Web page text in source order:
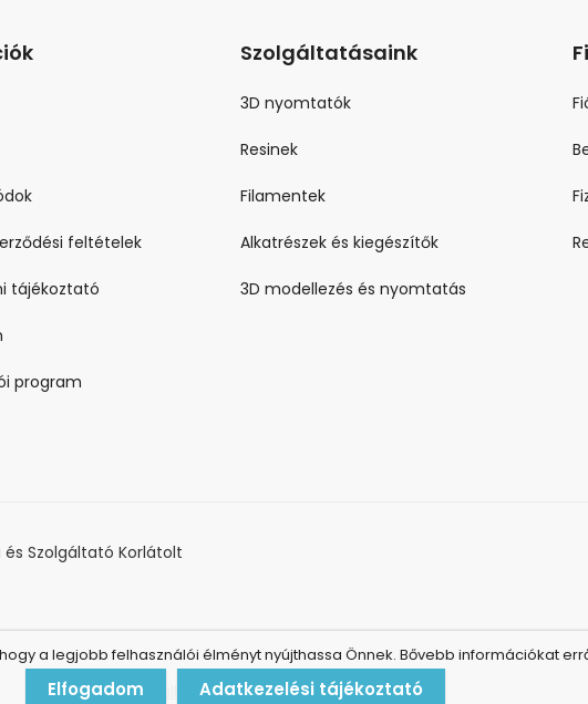
feltételek
tájékoztató
program
Szolgáltatásaink
3D nyomtatók
Resinek
Filamentek
Alkatrészek és kiegészítők
3D modellezés és nyomtatás
és Szolgáltató Korlátolt
a legjobb felhasználói élményt nyújthassa Önnek. Bővebb információkat
Elfogadom Adatkezelési tájékoztató
Elállás a szerződéstől